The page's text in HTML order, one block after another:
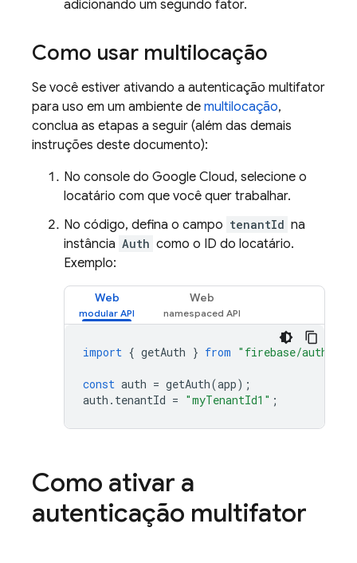
adicionando um segundo fator.
Como usar multilocação
Se você estiver ativando a autenticação multifator
para uso em um ambiente de multilocação,
conclua as etapas a seguir (além das demais
instruções deste documento):
No console do Google Cloud, selecione o
locatário com que você quer trabalhar.
No código, defina o campo tenantId na
instância Auth como o ID do locatário.
Exemplo:
Web Web
import { getAuth } from "firebase/auth"
const auth = getAuth(app);
auth . tenantId = "myTenantId1" ;
Como ativar a
autenticação multifator